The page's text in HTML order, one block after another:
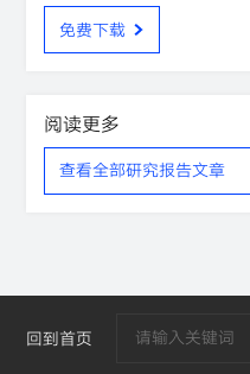
免费下载
阅读更多
查看全部研究报告文章
回到首页